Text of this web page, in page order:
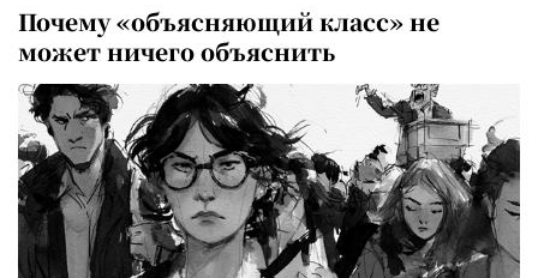
Почему «объясняющий класс» не
может ничего объяснить